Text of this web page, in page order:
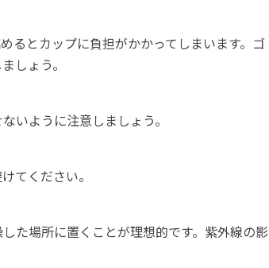
るとカップに負担がかかってしまいます。ゴ
しょう。
いように注意しましょう。
てください。
た場所に置くことが理想的です。紫外線の影